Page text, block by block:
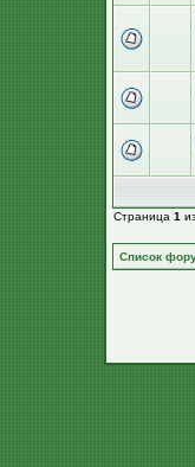
Страница 1
Список